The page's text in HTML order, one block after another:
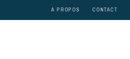
A PROPOS CONTACT